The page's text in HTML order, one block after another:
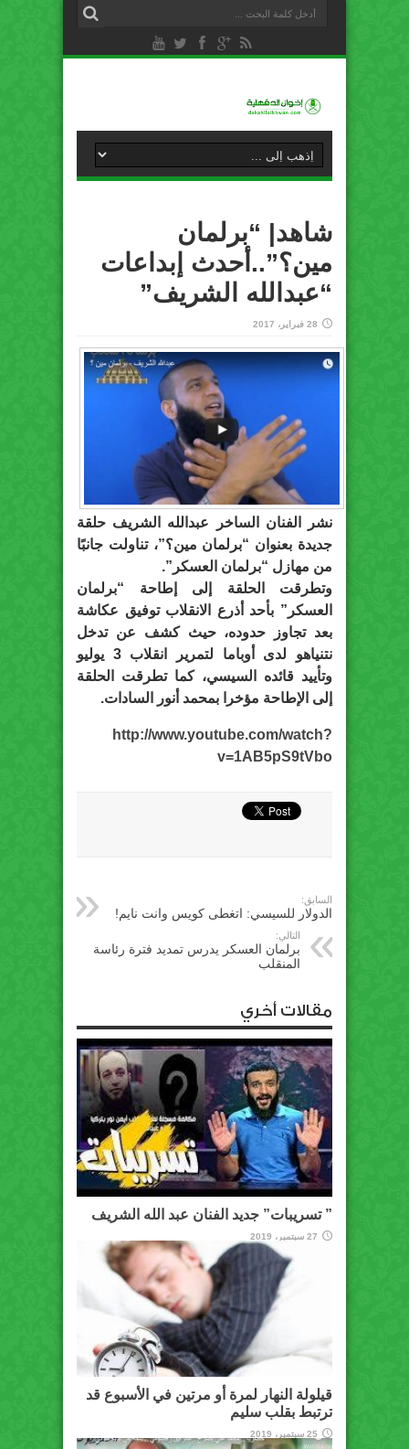
شاهد| “برلمان
مين؟”..أحدث إبداعات
“عبدالله الشريف”
28 فبراير، 2017
نشر الفنان الساخر عبدالله الشريف حلقة
جديدة بعنوان “برلمان مين؟”، تناولت جانبًا
من مهازل “برلمان العسكر”.
وتطرقت الحلقة إلى إطاحة “برلمان
العسكر” بأحد أذرع الانقلاب توفيق عكاشة
بعد تجاوز حدوده، حيث كشف عن تدخل
نتنياهو لدى أوباما لتمرير انقلاب 3 يوليو
وتأييد قائده السيسي، كما تطرقت الحلقة
إلى الإطاحة مؤخرا بمحمد أنور السادات.
http://www.youtube.com/watch?
v=1AB5pS9tVbo
السابق:
الدولار للسيسي: اتغطى كويس وانت نايم!
التالي:
برلمان العسكر يدرس تمديد فترة رئاسة
المنقلب
مقالات أخري
” تسريبات” جديد الفنان عبد الله الشريف
27 سبتمبر، 2019
قيلولة النهار لمرة أو مرتين في الأسبوع قد
ترتبط بقلب سليم
25 سبتمبر، 2019